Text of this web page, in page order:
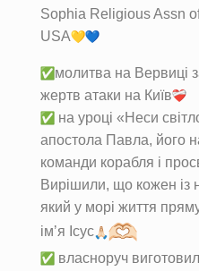
Sophia Religious Assn
USA
молитва на Вервиці
жертв атаки на Київ
на уроці «Неси
апостола Павла, його
команди корабля і
Вирішили, що кожен із
який у морі життя
імʼя Ісус
власноруч